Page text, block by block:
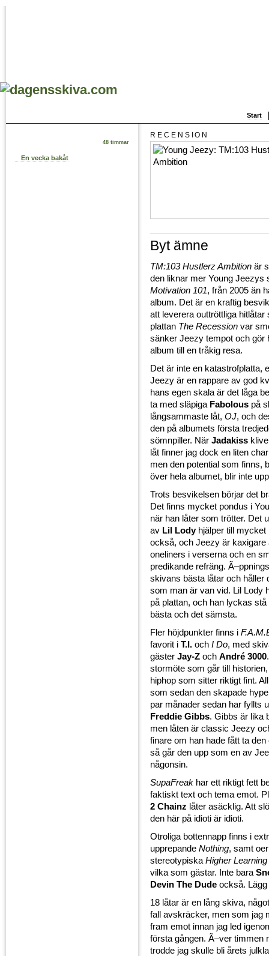
Start
48 timmar
En vecka bakåt
RECENSION
Byt ämne
TM:103 Hustlerz Ambition är
den liknar mer Young Jeezys
Motivation 101, från 2005 än
album. Det är en kraftig
att leverera outtröttliga hitlåtar
plattan The Recession var
sänker Jeezy tempot och gör
album till en tråkig resa.
Det är inte en katastrofplatta,
Jeezy är en rappare av god
hans egen skala är det låga
ta med släpiga Fabolous på
långsammaste låt, OJ, och
den på albumets första
sömnpiller. När Jadakiss
låt finner jag dock en liten
men den potential som finns,
över hela albumet, blir inte
Trots besvikelsen börjar det
Det finns mycket pondus i
när han låter som trötter. Det
av Lil Lodyhjälper till mycket
också, och Jeezy är kaxigare
oneliners i verserna och en
predikande refräng.
skivans bästa låtar och håller
som man är van vid. Lil Lody
på plattan, och han lyckas stå
bästa och det sämsta.
Fler höjdpunkter finns i
favorit i T.I. och I Do, med
gäster Jay-Z och André 3000
stormöte som går till
hiphop som sitter riktigt fint.
som sedan den skapade
par månader sedan har fyllts
Freddie Gibbs. Gibbs är lika
men låten är classic Jeezy
finare om han hade fått ta
så går den upp som en av
någonsin.
SupaFreak har ett riktigt fett
faktiskt text och tema emot.
2 Chainz låter asäcklig. Att
den här på idioti är idioti.
Otroliga bottennapp finns i
upprepande Nothing, samt
stereotypiska Higher Learning
vilka som gästar. Inte bara
Devin The Dude också. Lägg
18 låtar är en lång skiva,
fall avskräcker, men som jag
fram emot innan jag led
första gången. Ã–ver timmen
trodde jag skulle bli årets